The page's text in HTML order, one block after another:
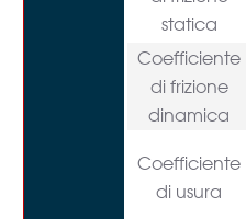
statica
Coefficiente
di frizione
dinamica
Coefficiente
di usura